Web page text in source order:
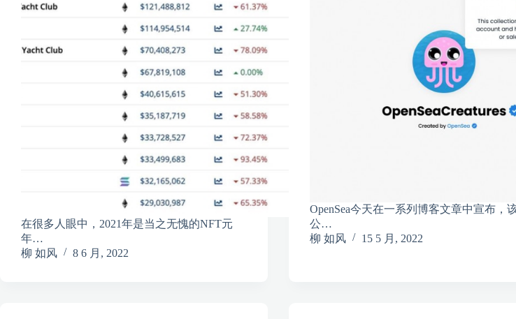
在很多人眼中，2021年是当之无愧的NFT元
年…
柳 如风
8 6 月, 2022
OpenSea今天在一系列博客文章中宣布，
公…
柳 如风
15 5 月, 2022